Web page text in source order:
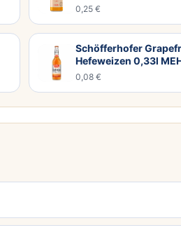
0,25 €
Schöfferhofer
Hefeweizen 0,33l
0,08 €